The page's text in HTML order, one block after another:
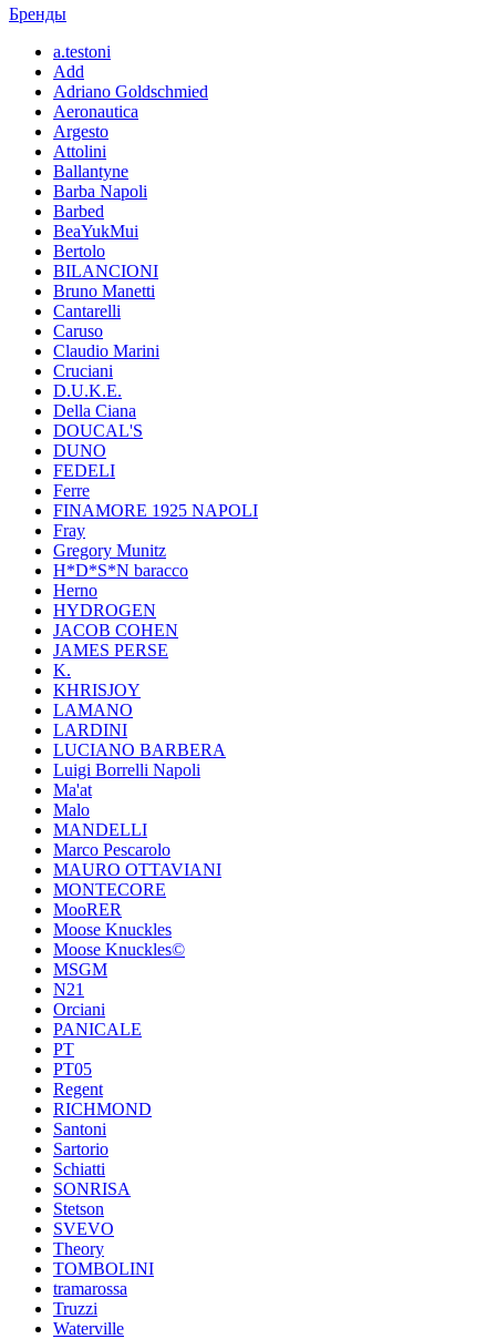
Бренды
a.testoni
Add
Adriano Goldschmied
Aeronautica
Argesto
Attolini
Ballantyne
Barba Napoli
Barbed
BeaYukMui
Bertolo
BILANCIONI
Bruno Manetti
Cantarelli
Caruso
Claudio Marini
Cruciani
D.U.K.E.
Della Ciana
DOUCAL'S
DUNO
FEDELI
Ferre
FINAMORE 1925 NAPOLI
Fray
Gregory Munitz
H*D*S*N baracco
Herno
HYDROGEN
JACOB COHEN
JAMES PERSE
K.
KHRISJOY
LAMANO
LARDINI
LUCIANO BARBERA
Luigi Borrelli Napoli
Ma'at
Malo
MANDELLI
Marco Pescarolo
MAURO OTTAVIANI
MONTECORE
MooRER
Moose Knuckles
Moose Knuckles©️
MSGM
N21
Orciani
PANICALE
PT
PT05
Regent
RICHMOND
Santoni
Sartorio
Schiatti
SONRISA
Stetson
SVEVO
Theory
TOMBOLINI
tramarossa
Truzzi
Waterville